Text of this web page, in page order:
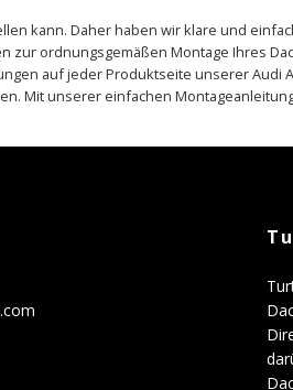
kann. Daher haben wir klare und
ordnungsgemäßen Montage Ihres
auf jeder Produktseite unserer Audi
Mit unserer einfachen